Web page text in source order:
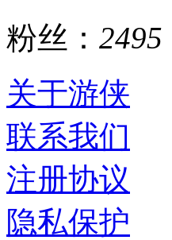
粉丝： 2495
关于游侠
联系我们
注册协议
隐私保护